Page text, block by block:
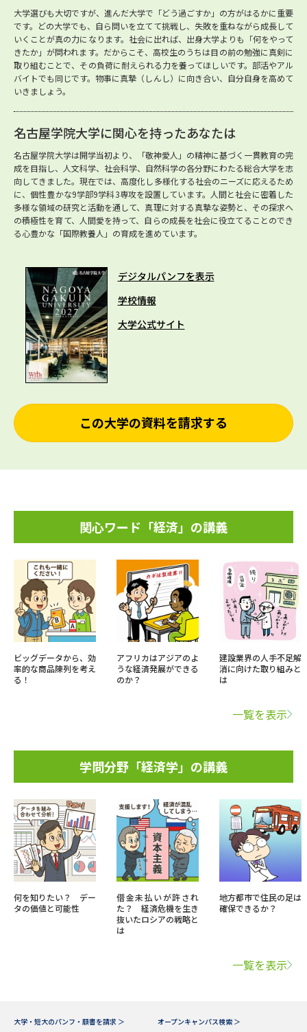
大学選びも大切ですが、進んだ大学で「どう過ごすか」の方がはるかに重要
です。どの大学でも、自ら問いを立てて挑戦し、失敗を重ねながら成長して
いくことが真の力になります。社会に出れば、出身大学よりも「何をやって
きたか」が問われます。だからこそ、高校生のうちは目の前の勉強に真剣に
取り組むことで、その負荷に耐えられる力を養ってほしいです。部活やアル
バイトでも同じです。物事に真摯（しんし）に向き合い、自分自身を高めて
いきましょう。
名古屋学院大学に関心を持ったあなたは
名古屋学院大学は開学当初より、「敬神愛人」の精神に基づく一貫教育の完
成を目指し、人文科学、社会科学、自然科学の各分野にわたる総合大学を志
向してきました。現在では、高度化し多様化する社会のニーズに応えるため
に、個性豊かな9学部9学科3専攻を設置しています。人間と社会に密着した
多様な領域の研究と活動を通して、真理に対する真摯な姿勢と、その探求へ
の積極性を育て、人間愛を持って、自らの成長を社会に役立てることのでき
る心豊かな「国際教養人」の育成を進めています。
デジタルパンフを表示
学校情報
大学公式サイト
この大学の資料を請求する
関心ワード「経済」の講義
ビッグデータから、効
率的な商品陳列を考え
る！
アフリカはアジアのよ
うな経済発展ができる
のか？
建設業界の人手不足解
消に向けた取り組みと
は
一覧を表示
学問分野「経済学」の講義
何を知りたい？ デー
タの価値と可能性
借金未払いが許され
た？ 経済危機を生き
抜いたロシアの戦略と
は
地方都市で住民の足は
確保できるか？
一覧を表示
大学・短大のパンフ・願書を請求 ＞ オープンキャンパス検索 ＞